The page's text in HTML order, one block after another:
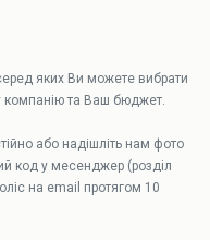
яких Ви можете вибрати
компанію та Ваш бюджет.
або надішліть нам фото
код у месенджер (розділ
на email протягом 10